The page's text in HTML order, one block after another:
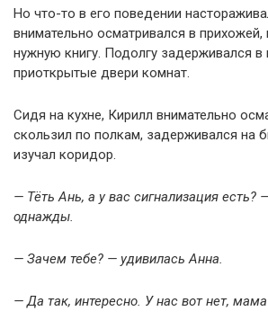
Но что-то в его поведении
внимательно осматривался в
нужную книгу. Подолгу задерживался в
приоткрытые двери комнат.
Сидя на кухне, Кирилл внимательно
скользил по полкам, задерживался на
изучал коридор.
— Тёть Ань, а у вас сигнализация есть?
однажды.
— Зачем тебе? — удивилась Анна.
— Да так, интересно. У нас вот нет, мама